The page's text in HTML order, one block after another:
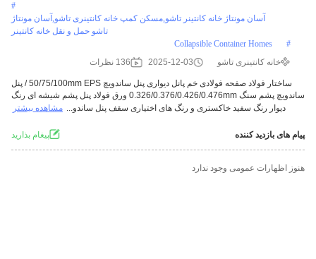
#
آسان مونتاژ خانه کانتینر تاشو,مسکن کمپ خانه کانتینری تاشو,آسان مونتاژ
تاشو حمل و نقل خانه کانتینر
#
Collapsible Container Homes
خانه کانتینری تاشو
2025-12-03 136 نظرات
ساختار فولاد صفحه فولادی خم پانل دیواری پنل ساندویچ 50/75/100mm EPS / پنل
ساندویچ پشم سنگ 0.326/0.376/0.426/0.476mm ورق فولاد پنل پشم شیشه ای رنگ
دیوار رنگ سفید خاکستری و رنگ های اختیاری سقف پنل ساندو... مشاهده بیشتر
پیام های بازدید کننده پيغام بذاريد
هنوز اظهارات عمومی وجود ندارد